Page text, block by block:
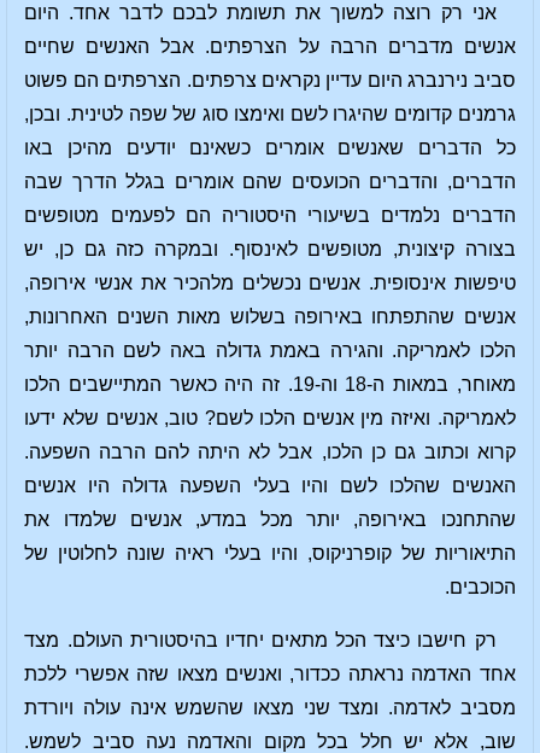
אני רק רוצה למשוך את תשומת לבכם לדבר אחד. היום
אנשים מדברים הרבה על הצרפתים. אבל האנשים שחיים
סביב נירנברג היום עדיין נקראים צרפתים. הצרפתים הם פשוט
גרמנים קדומים שהיגרו לשם ואימצו סוג של שפה לטינית. ובכן,
כל הדברים שאנשים אומרים כשאינם יודעים מהיכן באו
הדברים, והדברים הכועסים שהם אומרים בגלל הדרך שבה
הדברים נלמדים בשיעורי היסטוריה הם לפעמים מטופשים
בצורה קיצונית, מטופשים לאינסוף. ובמקרה כזה גם כן, יש
טיפשות אינסופית. אנשים נכשלים מלהכיר את אנשי אירופה,
אנשים שהתפתחו באירופה בשלוש מאות השנים האחרונות,
הלכו לאמריקה. והגירה באמת גדולה באה לשם הרבה יותר
מאוחר, במאות ה-18 וה-19. זה היה כאשר המתיישבים הלכו
לאמריקה. ואיזה מין אנשים הלכו לשם? טוב, אנשים שלא ידעו
קרוא וכתוב גם כן הלכו, אבל לא היתה להם הרבה השפעה.
האנשים שהלכו לשם והיו בעלי השפעה גדולה היו אנשים
שהתחנכו באירופה, יותר מכל במדע, אנשים שלמדו את
התיאוריות של קופרניקוס, והיו בעלי ראיה שונה לחלוטין של
הכוכבים.
רק חישבו כיצד הכל מתאים יחדיו בהיסטורית העולם. מצד
אחד האדמה נראתה ככדור, ואנשים מצאו שזה אפשרי ללכת
מסביב לאדמה. ומצד שני מצאו שהשמש אינה עולה ויורדת
שוב, אלא יש חלל בכל מקום והאדמה נעה סביב לשמש.